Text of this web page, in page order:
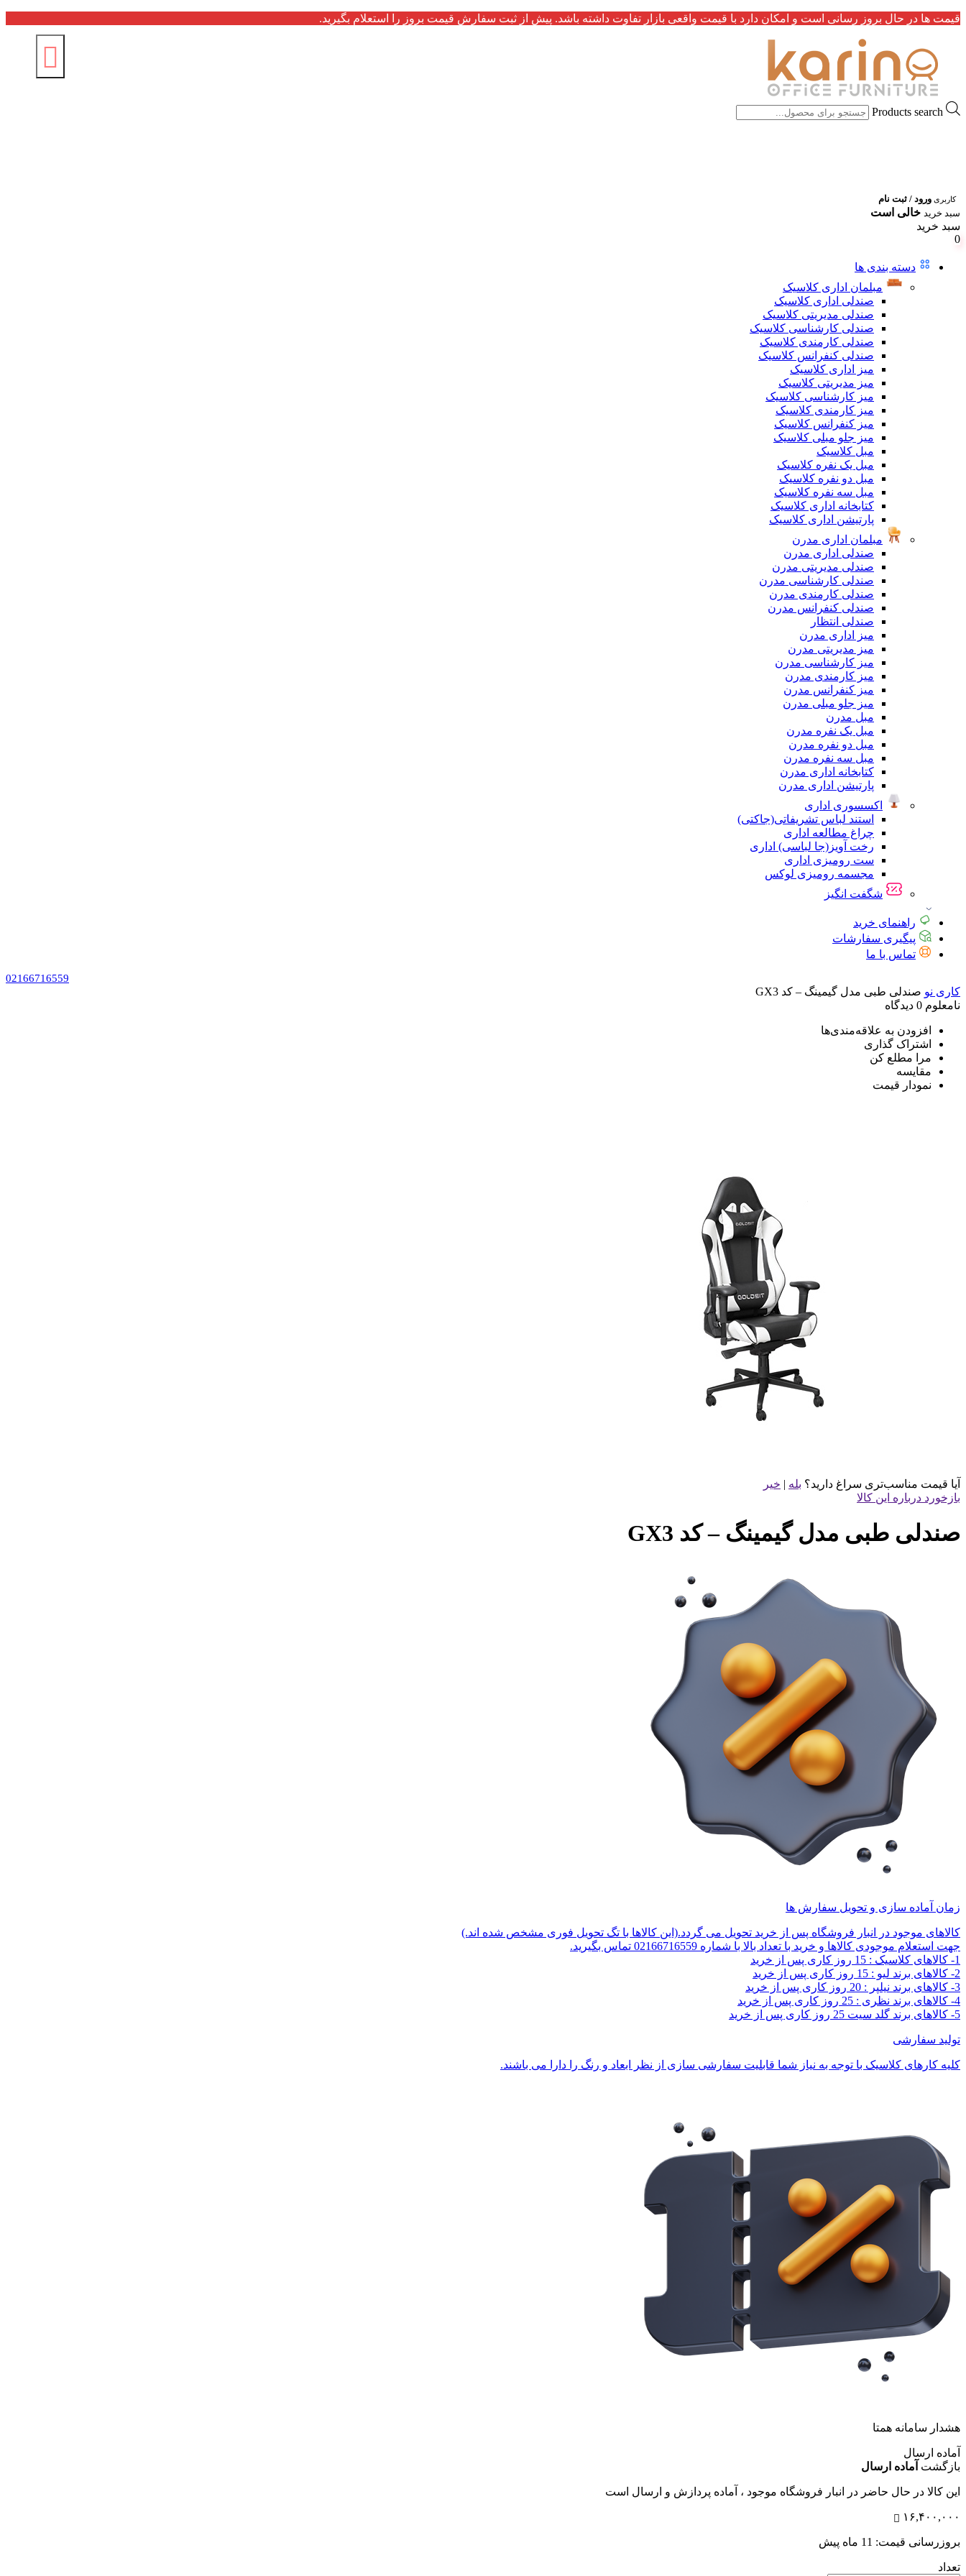
قیمت ها در حال بروز رسانی است و امکان دارد با قیمت واقعی بازار تفاوت داشته باشد. پیش از ثبت سفارش قیمت بروز را استعلام بگیرید.
Products search
کاربری ورود / ثبت نام
سبد خرید خالی است
سبد خرید
0
دسته بندی ها
مبلمان اداری کلاسیک
صندلی اداری کلاسیک
صندلی مدیریتی کلاسیک
صندلی کارشناسی کلاسیک
صندلی کارمندی کلاسیک
صندلی کنفرانس کلاسیک
میز اداری کلاسیک
میز مدیریتی کلاسیک
میز کارشناسی کلاسیک
میز کارمندی کلاسیک
میز کنفرانس کلاسیک
میز جلو مبلی کلاسیک
مبل کلاسیک
مبل یک نفره کلاسیک
مبل دو نفره کلاسیک
مبل سه نفره کلاسیک
کتابخانه اداری کلاسیک
پارتیشن اداری کلاسیک
مبلمان اداری مدرن
صندلی اداری مدرن
صندلی مدیریتی مدرن
صندلی کارشناسی مدرن
صندلی کارمندی مدرن
صندلی کنفرانس مدرن
صندلی انتظار
میز اداری مدرن
میز مدیریتی مدرن
میز کارشناسی مدرن
میز کارمندی مدرن
میز کنفرانس مدرن
میز جلو مبلی مدرن
مبل مدرن
مبل یک نفره مدرن
مبل دو نفره مدرن
مبل سه نفره مدرن
کتابخانه اداری مدرن
پارتیشن اداری مدرن
اکسسوری اداری
استند لباس تشریفاتی(جاکتی)
چراغ مطالعه اداری
رخت آویز(جا لباسی) اداری
ست رومیزی اداری
مجسمه رومیزی لوکس
شگفت انگیز
راهنمای خرید
پیگیری سفارشات
تماس با ما
02166716559
کاری نو صندلی طبی مدل گیمینگ – کد GX3
نامعلوم 0 دیدگاه
افزودن به علاقه‌مندی‌ها
اشتراک گذاری
مرا مطلع کن
مقایسه
نمودار قیمت
آیا قیمت مناسب‌تری سراغ دارید؟ بله | خیر
بازخورد درباره این کالا
صندلی طبی مدل گیمینگ – کد GX3
زمان آماده سازی و تحویل سفارش ها
کالاهای موجود در انبار فروشگاه پس از خرید تحویل می گردد.(این کالاها با تگ تحویل فوری مشخص شده اند.)
جهت استعلام موجودی کالاها و خرید با تعداد بالا با شماره 02166716559 تماس بگیرید.
1- کالاهای کلاسیک : 15 روز کاری پس از خرید
2- کالاهای برند لیو : 15 روز کاری پس از خرید
3- کالاهای برند نیلپر : 20 روز کاری پس از خرید
4- کالاهای برند نظری : 25 روز کاری پس از خرید
5- کالاهای برند گلد سیت 25 روز کاری پس از خرید
تولید سفارشی
کلیه کارهای کلاسیک با توجه به نیاز شما قابلیت سفارشی سازی از نظر ابعاد و رنگ را دارا می باشند.
هشدار سامانه همتا
آماده ارسال
بازگشت آماده ارسال
این کالا در حال حاضر در انبار فروشگاه موجود ، آماده پردازش و ارسال است
۱۶,۴۰۰,۰۰۰
بروزرسانی قیمت: 11 ماه پیش
تعداد